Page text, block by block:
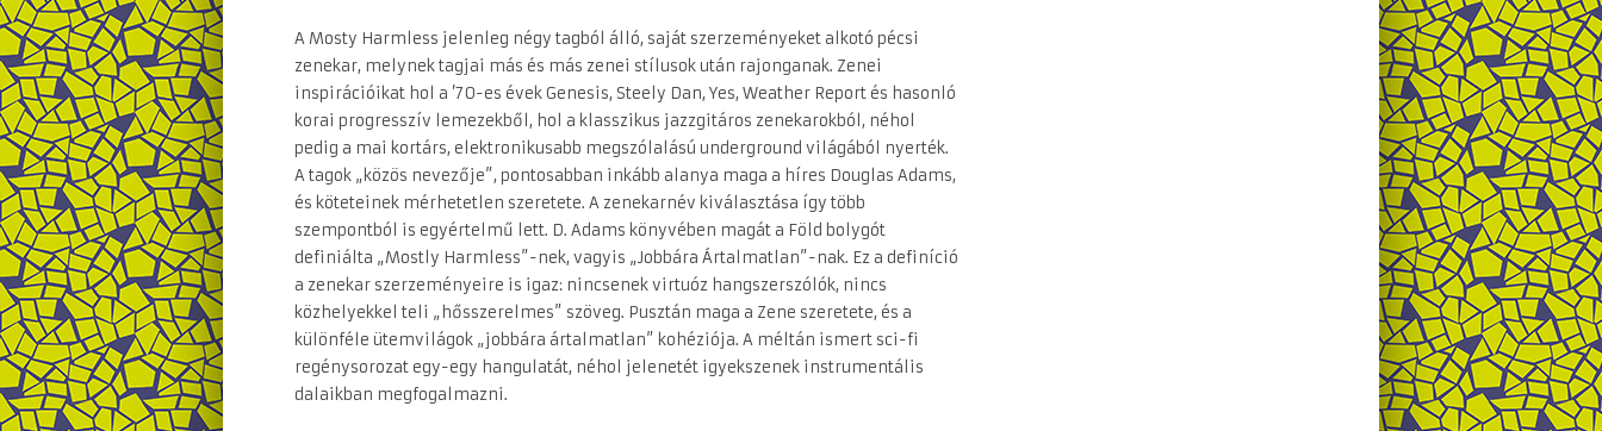
A Mosty Harmless jelenleg négy tagból álló, saját szerzeményeket alkotó pécsi
zenekar, melynek tagjai más és más zenei stílusok után rajonganak. Zenei
inspirációikat hol a ’70-es évek Genesis, Steely Dan, Yes, Weather Report és hasonló
korai progresszív lemezekből, hol a klasszikus jazzgitáros zenekarokból, néhol
pedig a mai kortárs, elektronikusabb megszólalású underground világából nyerték.
A tagok „közös nevezője”, pontosabban inkább alanya maga a híres Douglas Adams,
és köteteinek mérhetetlen szeretete. A zenekarnév kiválasztása így több
szempontból is egyértelmű lett. D. Adams könyvében magát a Föld bolygót
definiálta „Mostly Harmless”-nek, vagyis „Jobbára Ártalmatlan”-nak. Ez a definíció
a zenekar szerzeményeire is igaz: nincsenek virtuóz hangszerszólók, nincs
közhelyekkel teli „hősszerelmes” szöveg. Pusztán maga a Zene szeretete, és a
különféle ütemvilágok „jobbára ártalmatlan” kohéziója. A méltán ismert sci-fi
regénysorozat egy-egy hangulatát, néhol jelenetét igyekszenek instrumentális
dalaikban megfogalmazni.